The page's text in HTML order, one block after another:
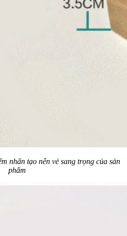
nhấn tạo nên vẻ sang trọng của sản
phẩm